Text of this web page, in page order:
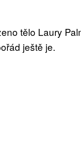
tělo Laury
ještě je.